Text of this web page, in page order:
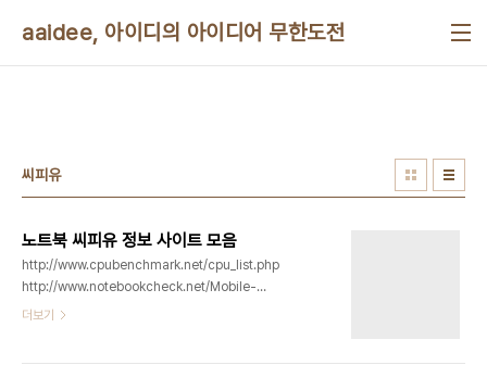
aaidee, 아이디의 아이디어 무한도전
씨피유
노트북 씨피유 정보 사이트 모음
http://www.cpubenchmark.net/cpu_list.php
http://www.notebookcheck.net/Mobile-
Processors-Benchmarklist.2436.0.html
더보기